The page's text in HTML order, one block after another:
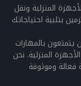
المنزلية ونقل
بتلبية احتياجاتك
يتمتعون بالمهارات
المنزلية. نحن
فعالة وموثوقة